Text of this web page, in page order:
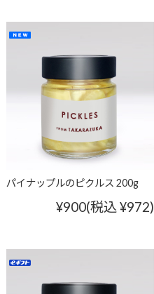
パイナップルのピクルス 200g
¥900(税込 ¥972)